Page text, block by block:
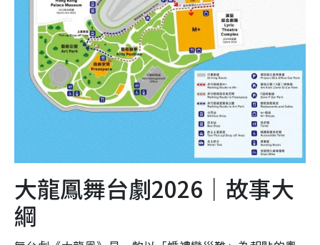
大龍鳳舞台劇2026｜故事大
綱